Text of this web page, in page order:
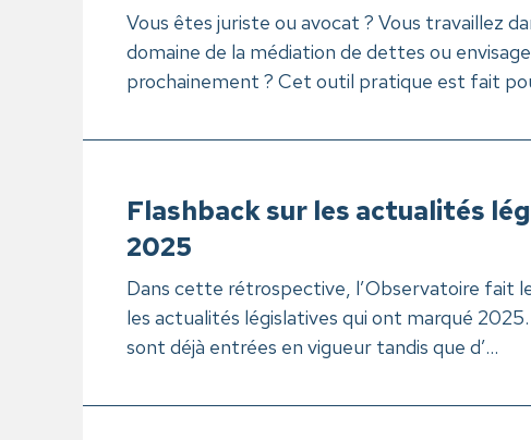
Vous êtes juriste ou avocat ? Vous travaillez
domaine de la médiation de dettes ou
prochainement ? Cet outil pratique est fait
Flashback sur les actualités
2025
Dans cette rétrospective, l’Observatoire fait
les actualités législatives qui ont marqué
sont déjà entrées en vigueur tandis que d’...